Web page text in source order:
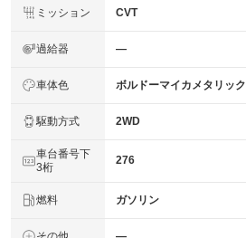
ミッション CVT
過給器 ―
車体色 ボルドーマイカメタリック
駆動方式 2WD
車台番号下
3桁
276
燃料 ガソリン